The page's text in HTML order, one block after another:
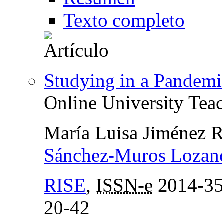
Texto completo
Studying in a
Online University
María Luisa Jiménez
Sánchez-Muros
RISE, ISSN-e 2014-
20-42